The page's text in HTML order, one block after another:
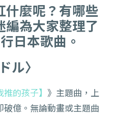
什麼呢？有哪些
編為大家整理了
日本歌曲。
ル〉
推的孩子】 》主題曲，上
億。無論動畫或主題曲